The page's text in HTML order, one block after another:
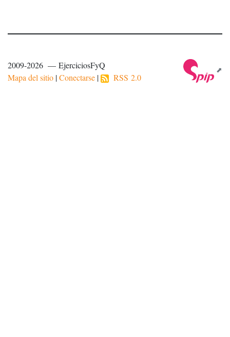
2009-2026 — EjerciciosFyQ
Mapa del sitio |Conectarse | RSS 2.0